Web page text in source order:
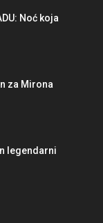
Noć koja
za Mirona
legendarni